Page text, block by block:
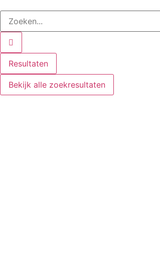
Resultaten
Bekijk alle zoekresultaten